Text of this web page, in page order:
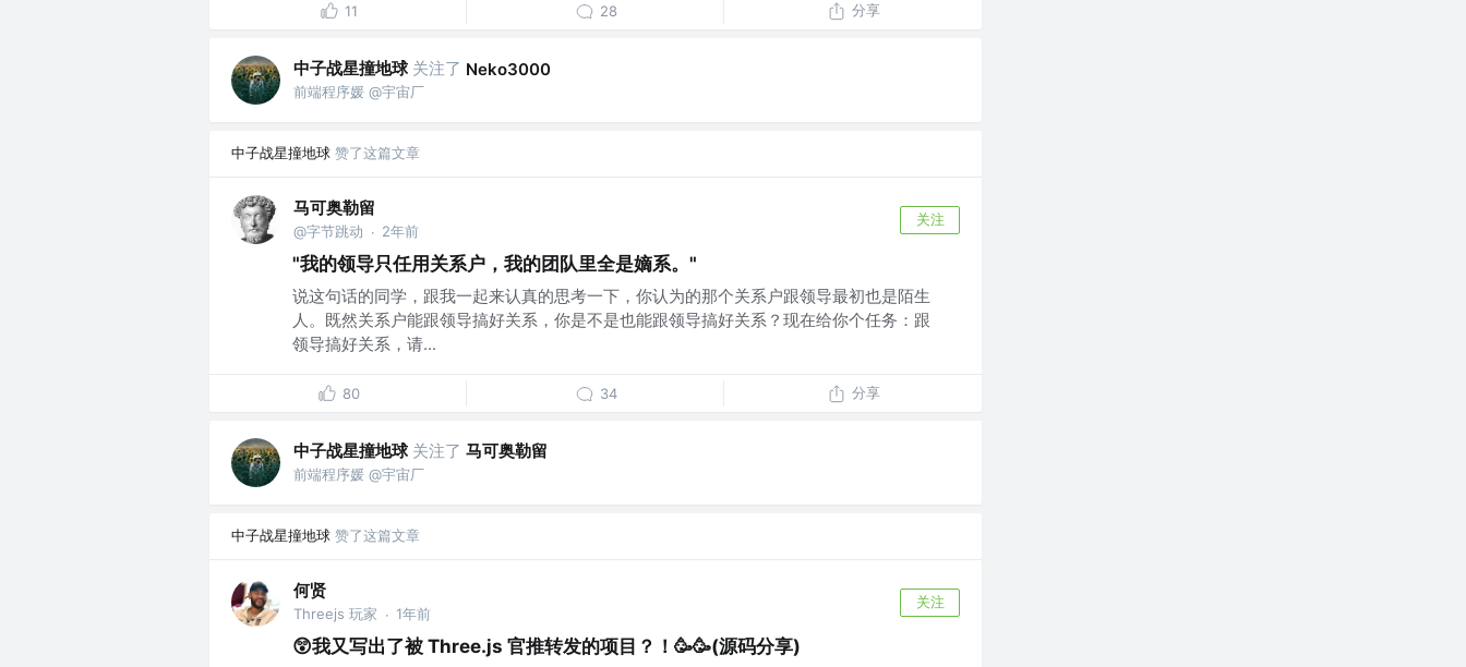
11 28 分享
中子战星撞地球 关注了 Neko3000
前端程序媛 @宇宙厂
中子战星撞地球 赞了这篇文章
马可奥勒留
@字节跳动 · 2年前
关注
"我的领导只任用关系户，我的团队里全是嫡系。"
说这句话的同学，跟我一起来认真的思考一下，你认为的那个关系户跟领导最初也是陌生
人。既然关系户能跟领导搞好关系，你是不是也能跟领导搞好关系？现在给你个任务：跟
领导搞好关系，请...
80 34 分享
中子战星撞地球 关注了 马可奥勒留
前端程序媛 @宇宙厂
中子战星撞地球 赞了这篇文章
何贤
Threejs 玩家 · 1年前
关注
😲我又写出了被 Three.js 官推转发的项目？！🥳🥳(源码分享)